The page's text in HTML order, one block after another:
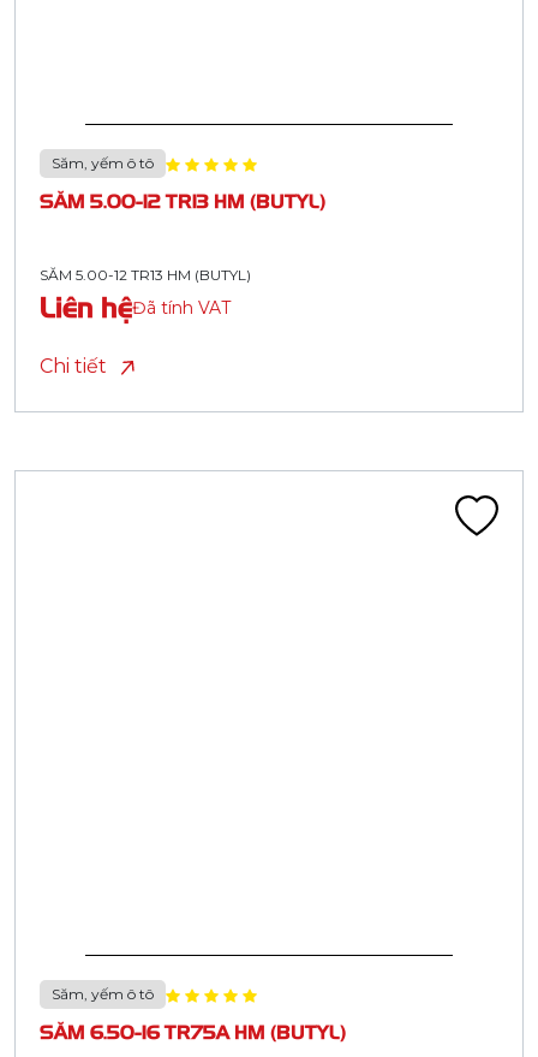
Săm, yếm ô tô
SĂM 5.00-12 TR13 HM (BUTYL)
SĂM 5.00-12 TR13 HM (BUTYL)
Liên hệĐã tính VAT
Chi tiết
Săm, yếm ô tô
SĂM 6.50-16 TR75A HM (BUTYL)